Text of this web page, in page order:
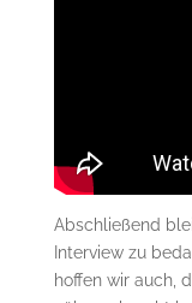
Abschließend
Interview zu
hoffen wir auch,